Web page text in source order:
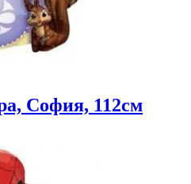
София, 112см